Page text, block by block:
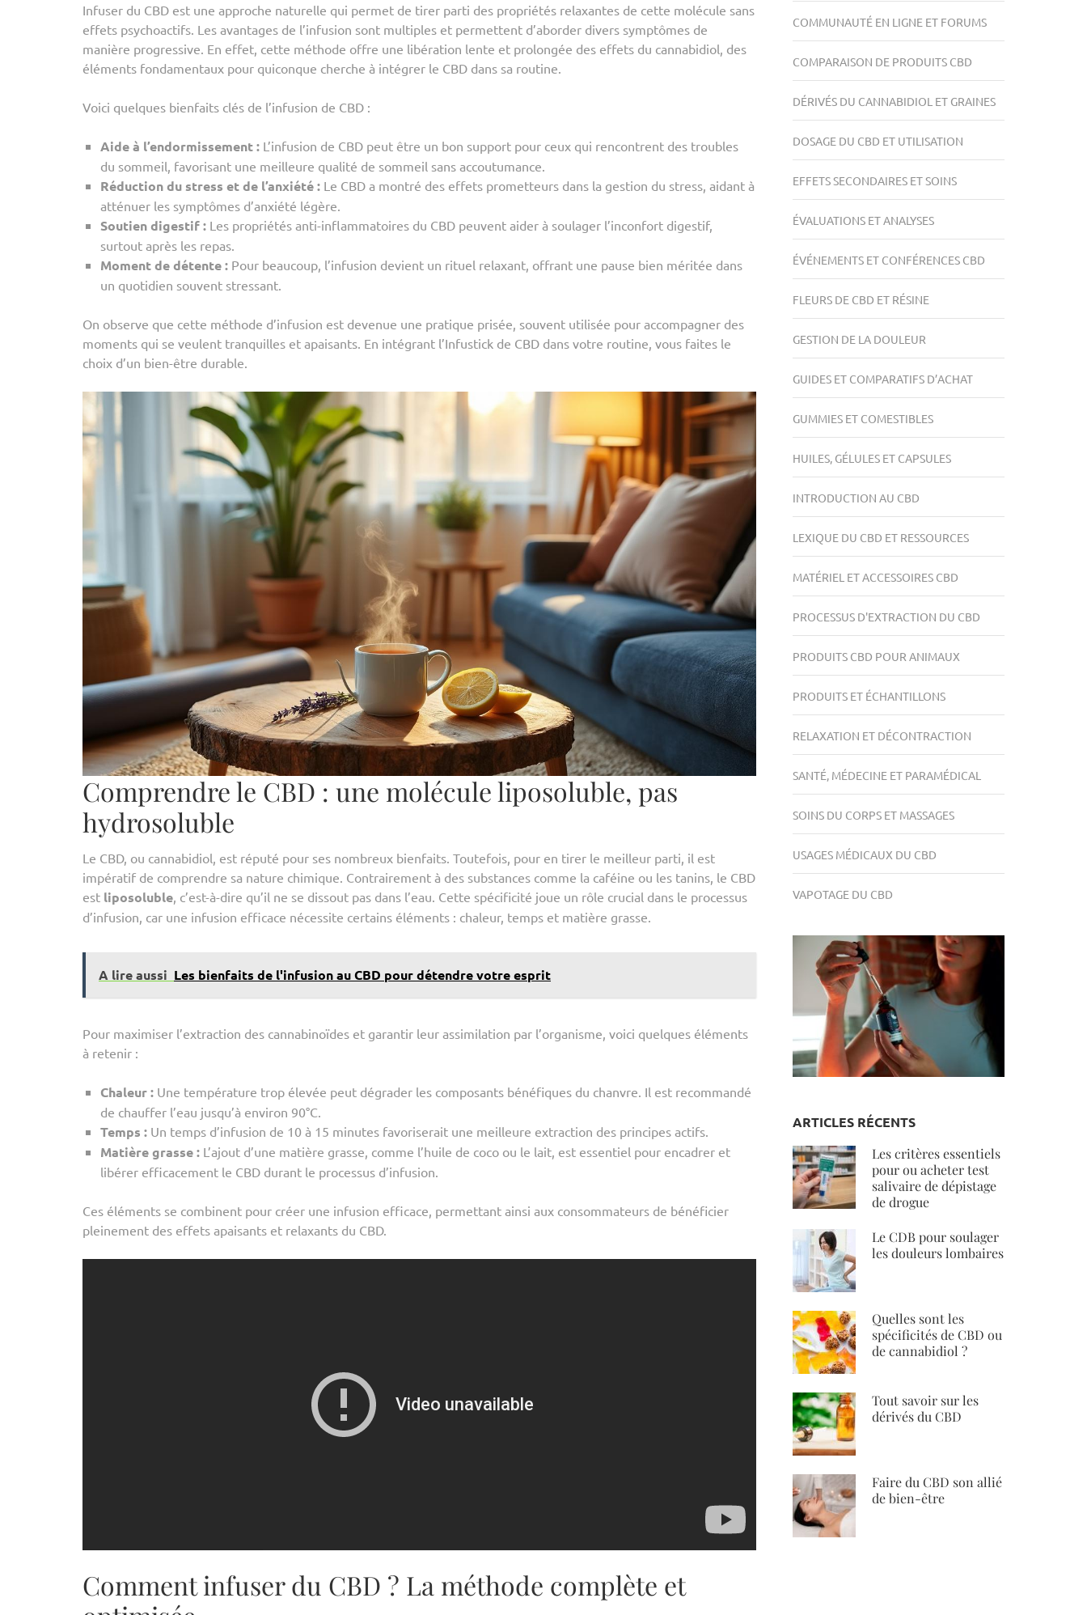
Infuser du CBD est une approche naturelle qui permet de tirer parti des propriétés relaxantes de cette molécule sans
effets psychoactifs. Les avantages de l’infusion sont multiples et permettent d’aborder divers symptômes de
manière progressive. En effet, cette méthode offre une libération lente et prolongée des effets du cannabidiol, des
éléments fondamentaux pour quiconque cherche à intégrer le CBD dans sa routine.
Voici quelques bienfaits clés de l’infusion de CBD :
Aide à l’endormissement : L’infusion de CBD peut être un bon support pour ceux qui rencontrent des troubles
du sommeil, favorisant une meilleure qualité de sommeil sans accoutumance.
Réduction du stress et de l’anxiété : Le CBD a montré des effets prometteurs dans la gestion du stress, aidant à
atténuer les symptômes d’anxiété légère.
Soutien digestif : Les propriétés anti-inflammatoires du CBD peuvent aider à soulager l’inconfort digestif,
surtout après les repas.
Moment de détente : Pour beaucoup, l’infusion devient un rituel relaxant, offrant une pause bien méritée dans
un quotidien souvent stressant.
On observe que cette méthode d’infusion est devenue une pratique prisée, souvent utilisée pour accompagner des
moments qui se veulent tranquilles et apaisants. En intégrant l’Infustick de CBD dans votre routine, vous faites le
choix d’un bien-être durable.
Comprendre le CBD : une molécule liposoluble, pas
hydrosoluble
Le CBD, ou cannabidiol, est réputé pour ses nombreux bienfaits. Toutefois, pour en tirer le meilleur parti, il est
impératif de comprendre sa nature chimique. Contrairement à des substances comme la caféine ou les tanins, le CBD
est liposoluble, c’est-à-dire qu’il ne se dissout pas dans l’eau. Cette spécificité joue un rôle crucial dans le processus
d’infusion, car une infusion efficace nécessite certains éléments : chaleur, temps et matière grasse.
A lire aussi Les bienfaits de l'infusion au CBD pour détendre votre esprit
Pour maximiser l’extraction des cannabinoïdes et garantir leur assimilation par l’organisme, voici quelques éléments
à retenir :
Chaleur : Une température trop élevée peut dégrader les composants bénéfiques du chanvre. Il est recommandé
de chauffer l’eau jusqu’à environ 90°C.
Temps : Un temps d’infusion de 10 à 15 minutes favoriserait une meilleure extraction des principes actifs.
Matière grasse : L’ajout d’une matière grasse, comme l’huile de coco ou le lait, est essentiel pour encadrer et
libérer efficacement le CBD durant le processus d’infusion.
Ces éléments se combinent pour créer une infusion efficace, permettant ainsi aux consommateurs de bénéficier
pleinement des effets apaisants et relaxants du CBD.
Comment infuser du CBD ? La méthode complète et
COMMUNAUTÉ EN LIGNE ET FORUMS
COMPARAISON DE PRODUITS CBD
DÉRIVÉS DU CANNABIDIOL ET GRAINES
DOSAGE DU CBD ET UTILISATION
EFFETS SECONDAIRES ET SOINS
ÉVALUATIONS ET ANALYSES
ÉVÉNEMENTS ET CONFÉRENCES CBD
FLEURS DE CBD ET RÉSINE
GESTION DE LA DOULEUR
GUIDES ET COMPARATIFS D’ACHAT
GUMMIES ET COMESTIBLES
HUILES, GÉLULES ET CAPSULES
INTRODUCTION AU CBD
LEXIQUE DU CBD ET RESSOURCES
MATÉRIEL ET ACCESSOIRES CBD
PROCESSUS D'EXTRACTION DU CBD
PRODUITS CBD POUR ANIMAUX
PRODUITS ET ÉCHANTILLONS
RELAXATION ET DÉCONTRACTION
SANTÉ, MÉDECINE ET PARAMÉDICAL
SOINS DU CORPS ET MASSAGES
USAGES MÉDICAUX DU CBD
VAPOTAGE DU CBD
ARTICLES RÉCENTS
Les critères essentiels
pour ou acheter test
salivaire de dépistage
de drogue
Le CDB pour soulager
les douleurs lombaires
Quelles sont les
spécificités de CBD ou
de cannabidiol ?
Tout savoir sur les
dérivés du CBD
Faire du CBD son allié
de bien-être